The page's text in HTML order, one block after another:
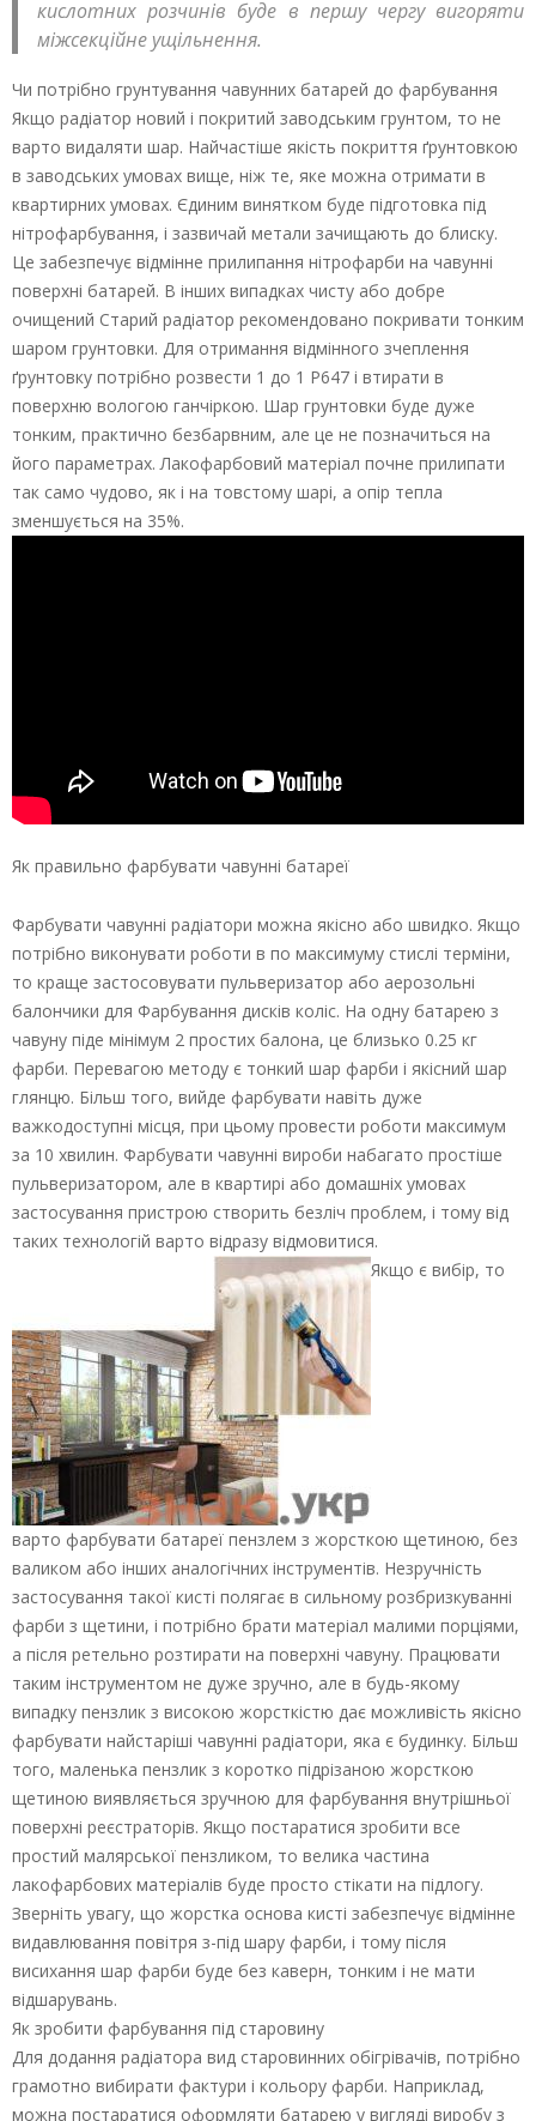
кислотних розчинів буде в першу чергу вигоряти
міжсекційне ущільнення.
Чи потрібно грунтування чавунних батарей до фарбування
Якщо радіатор новий і покритий заводським грунтом, то не
варто видаляти шар. Найчастіше якість покриття ґрунтовкою
в заводських умовах вище, ніж те, яке можна отримати в
квартирних умовах. Єдиним винятком буде підготовка під
нітрофарбування, і зазвичай метали зачищають до блиску.
Це забезпечує відмінне прилипання нітрофарби на чавунні
поверхні батарей. В інших випадках чисту або добре
очищений Старий радіатор рекомендовано покривати тонким
шаром грунтовки. Для отримання відмінного зчеплення
ґрунтовку потрібно розвести 1 до 1 Р647 і втирати в
поверхню вологою ганчіркою. Шар грунтовки буде дуже
тонким, практично безбарвним, але це не позначиться на
його параметрах. Лакофарбовий матеріал почне прилипати
так само чудово, як і на товстому шарі, а опір тепла
зменшується на 35%.
Як правильно фарбувати чавунні батареї
Фарбувати чавунні радіатори можна якісно або швидко. Якщо
потрібно виконувати роботи в по максимуму стислі терміни,
то краще застосовувати пульверизатор або аерозольні
балончики для Фарбування дисків коліс. На одну батарею з
чавуну піде мінімум 2 простих балона, це близько 0.25 кг
фарби. Перевагою методу є тонкий шар фарби і якісний шар
глянцю. Більш того, вийде фарбувати навіть дуже
важкодоступні місця, при цьому провести роботи максимум
за 10 хвилин. Фарбувати чавунні вироби набагато простіше
пульверизатором, але в квартирі або домашніх умовах
застосування пристрою створить безліч проблем, і тому від
таких технологій варто відразу відмовитися.
Якщо є вибір, то
варто фарбувати батареї пензлем з жорсткою щетиною, без
валиком або інших аналогічних інструментів. Незручність
застосування такої кисті полягає в сильному розбризкуванні
фарби з щетини, і потрібно брати матеріал малими порціями,
а після ретельно розтирати на поверхні чавуну. Працювати
таким інструментом не дуже зручно, але в будь-якому
випадку пензлик з високою жорсткістю дає можливість якісно
фарбувати найстаріші чавунні радіатори, яка є будинку. Більш
того, маленька пензлик з коротко підрізаною жорсткою
щетиною виявляється зручною для фарбування внутрішньої
поверхні реєстраторів. Якщо постаратися зробити все
простий малярської пензликом, то велика частина
лакофарбових матеріалів буде просто стікати на підлогу.
Зверніть увагу, що жорстка основа кисті забезпечує відмінне
видавлювання повітря з-під шару фарби, і тому після
висихання шар фарби буде без каверн, тонким і не мати
відшарувань.
Як зробити фарбування під старовину
Для додання радіатора вид старовинних обігрівачів, потрібно
грамотно вибирати фактури і кольору фарби. Наприклад,
можна постаратися оформляти батарею у вигляді виробу з